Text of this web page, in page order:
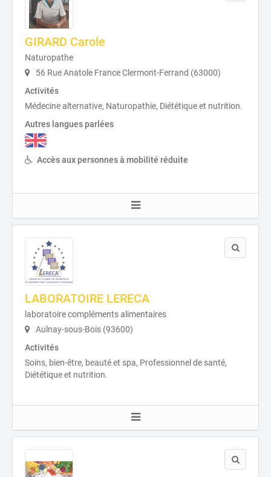
GIRARD Carole
Naturopathe
56 Rue Anatole France Clermont-Ferrand (63000)
Activités
Médecine alternative, Naturopathie, Diététique et nutrition.
Autres langues parlées
Accès aux personnes à mobilité réduite
LABORATOIRE LERECA
laboratoire compléments alimentaires
Aulnay-sous-Bois (93600)
Activités
Soins, bien-être, beauté et spa, Professionnel de santé,
Diététique et nutrition.